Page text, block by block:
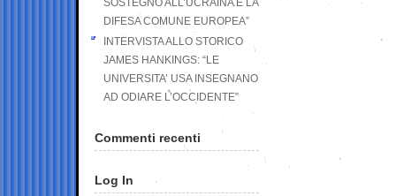
SOSTEGNO ALL’UCRAINA E LA
DIFESA COMUNE EUROPEA”
INTERVISTA ALLO STORICO
JAMES HANKINGS: “LE
UNIVERSITA’ USA INSEGNANO
AD ODIARE L’OCCIDENTE”
Commenti recenti
Log In